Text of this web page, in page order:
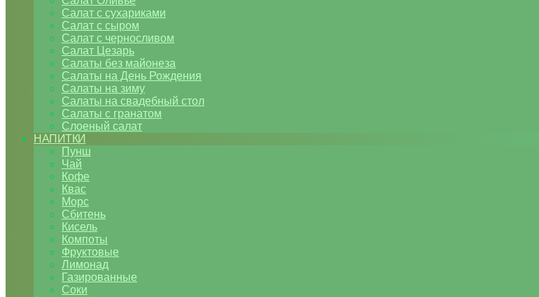
Салат с сухариками
Салат с сыром
Салат с черносливом
Салат Цезарь
Салаты без майонеза
Салаты на День Рождения
Салаты на зиму
Салаты на свадебный стол
Салаты с гранатом
Слоеный салат
НАПИТКИ
Пунш
Чай
Кофе
Квас
Морс
Сбитень
Кисель
Компоты
Фруктовые
Лимонад
Газированные
Соки